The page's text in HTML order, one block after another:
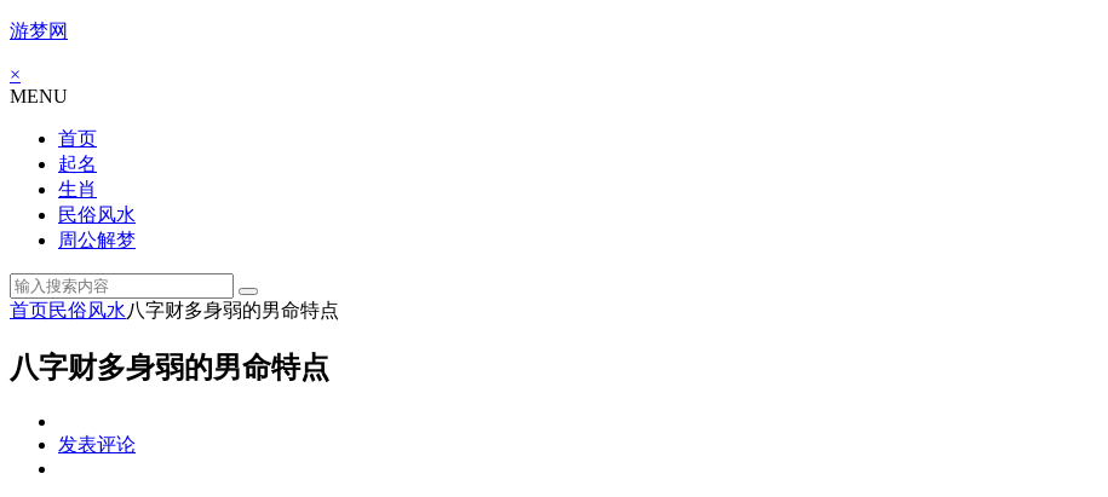
游梦网
×
MENU
首页
起名
生肖
民俗风水
周公解梦
首页民俗风水八字财多身弱的男命特点
八字财多身弱的男命特点
发表评论